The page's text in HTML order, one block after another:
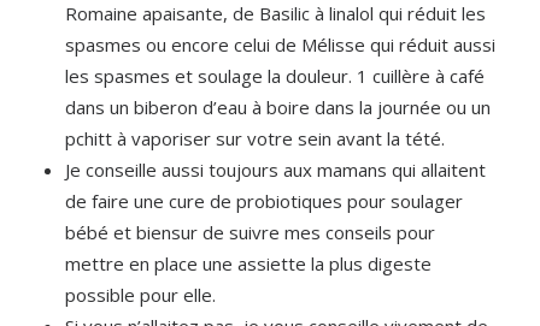
Romaine apaisante, de Basilic à linalol qui réduit les
spasmes ou encore celui de Mélisse qui réduit aussi
les spasmes et soulage la douleur. 1 cuillère à café
dans un biberon d’eau à boire dans la journée ou un
pchitt à vaporiser sur votre sein avant la tété.
Je conseille aussi toujours aux mamans qui allaitent
de faire une cure de probiotiques pour soulager
bébé et biensur de suivre mes conseils pour
mettre en place une assiette la plus digeste
possible pour elle.